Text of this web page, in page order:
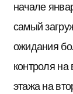
начале
самый
ожидания
контроля
этажа на